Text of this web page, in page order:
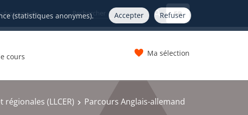
(statistiques anonymes). Accepter Refuser
FR
cours Ma sélection
(LLCER)
Parcours Anglais-allemand